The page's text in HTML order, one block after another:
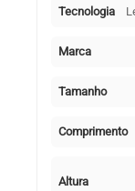
Branco
Tecnologia
Marca
Tamanho
Comprimento
Altura